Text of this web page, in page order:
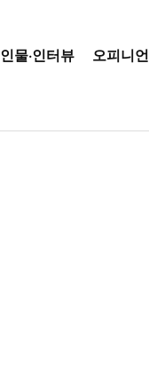
인물·인터뷰 오피니언